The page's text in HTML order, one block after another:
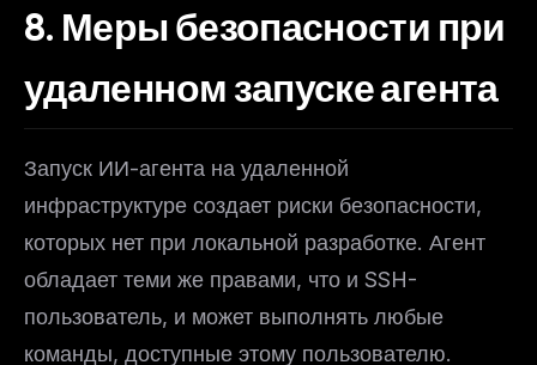
8. Меры безопасности при
удаленном запуске агента
Запуск ИИ-агента на удаленной
инфраструктуре создает риски безопасности,
которых нет при локальной разработке. Агент
обладает теми же правами, что и SSH-
пользователь, и может выполнять любые
команды, доступные этому пользователю.